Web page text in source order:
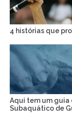
4 histórias que
Aqui tem um guia
Subaquático de